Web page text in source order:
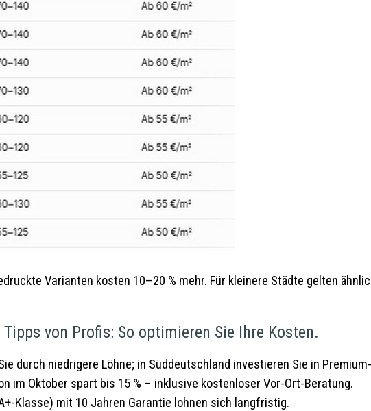
Varianten kosten 10–20 % mehr. Für kleinere Städte gelten
Tipps von Profis: So optimieren Sie Ihre Kosten.
durch niedrigere Löhne; in Süddeutschland investieren Sie in
im Oktober spart bis 15 % – inklusive kostenloser Vor-Ort-Beratung.
Klasse) mit 10 Jahren Garantie lohnen sich langfristig.